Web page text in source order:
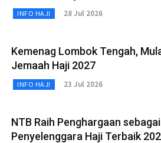
INFO HAJI 28 Jul 2026
Kemenag Lombok Tengah,
Jemaah Haji 2027
INFO HAJI 23 Jul 2026
NTB Raih Penghargaan
Penyelenggara Haji Terbaik